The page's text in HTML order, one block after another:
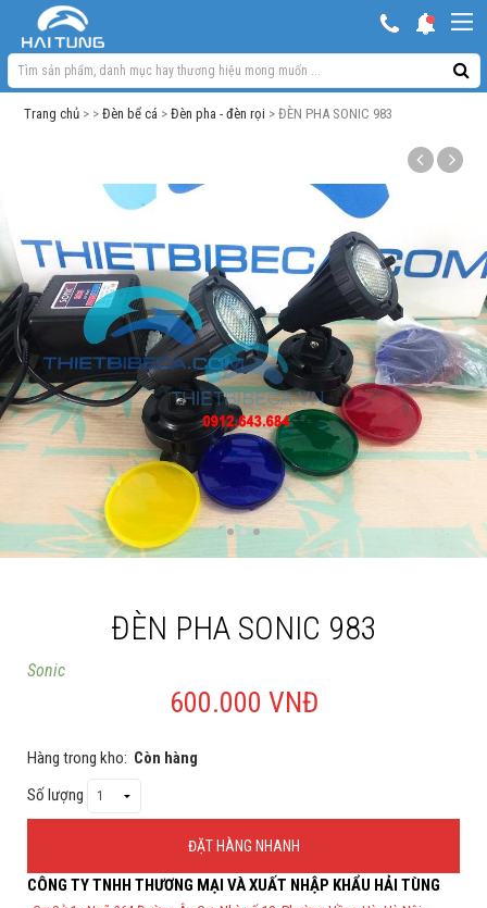
Trang chủ > >Đèn bể cá >Đèn pha - đèn rọi > ĐÈN PHA SONIC 983
ĐÈN PHA SONIC 983
Sonic
600.000 VNĐ
Hàng trong kho: Còn hàng
Số lượng
ĐẶT HÀNG NHANH
Thông Tin Đặt Hàng
CÔNG TY TNHH THƯƠNG MẠI VÀ XUẤT NHẬP KHẨU HẢI TÙNG
Hồ ngoài trời & phụ kiện
Máy móc phụ kiện khác
Thuốc cho cá cảnh
Xử lý nước
Thức ăn cá
Đèn bể cá
Bể cá cảnh
Trang trí bể cá
Cá rồng & Phụ kiện
Bể nước mặn & Phụ kiện
Giới thiệu
Kiến thức